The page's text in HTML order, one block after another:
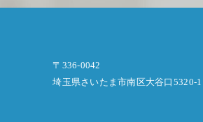
〒336-0042
埼玉県さいたま市南区大谷口5320-1